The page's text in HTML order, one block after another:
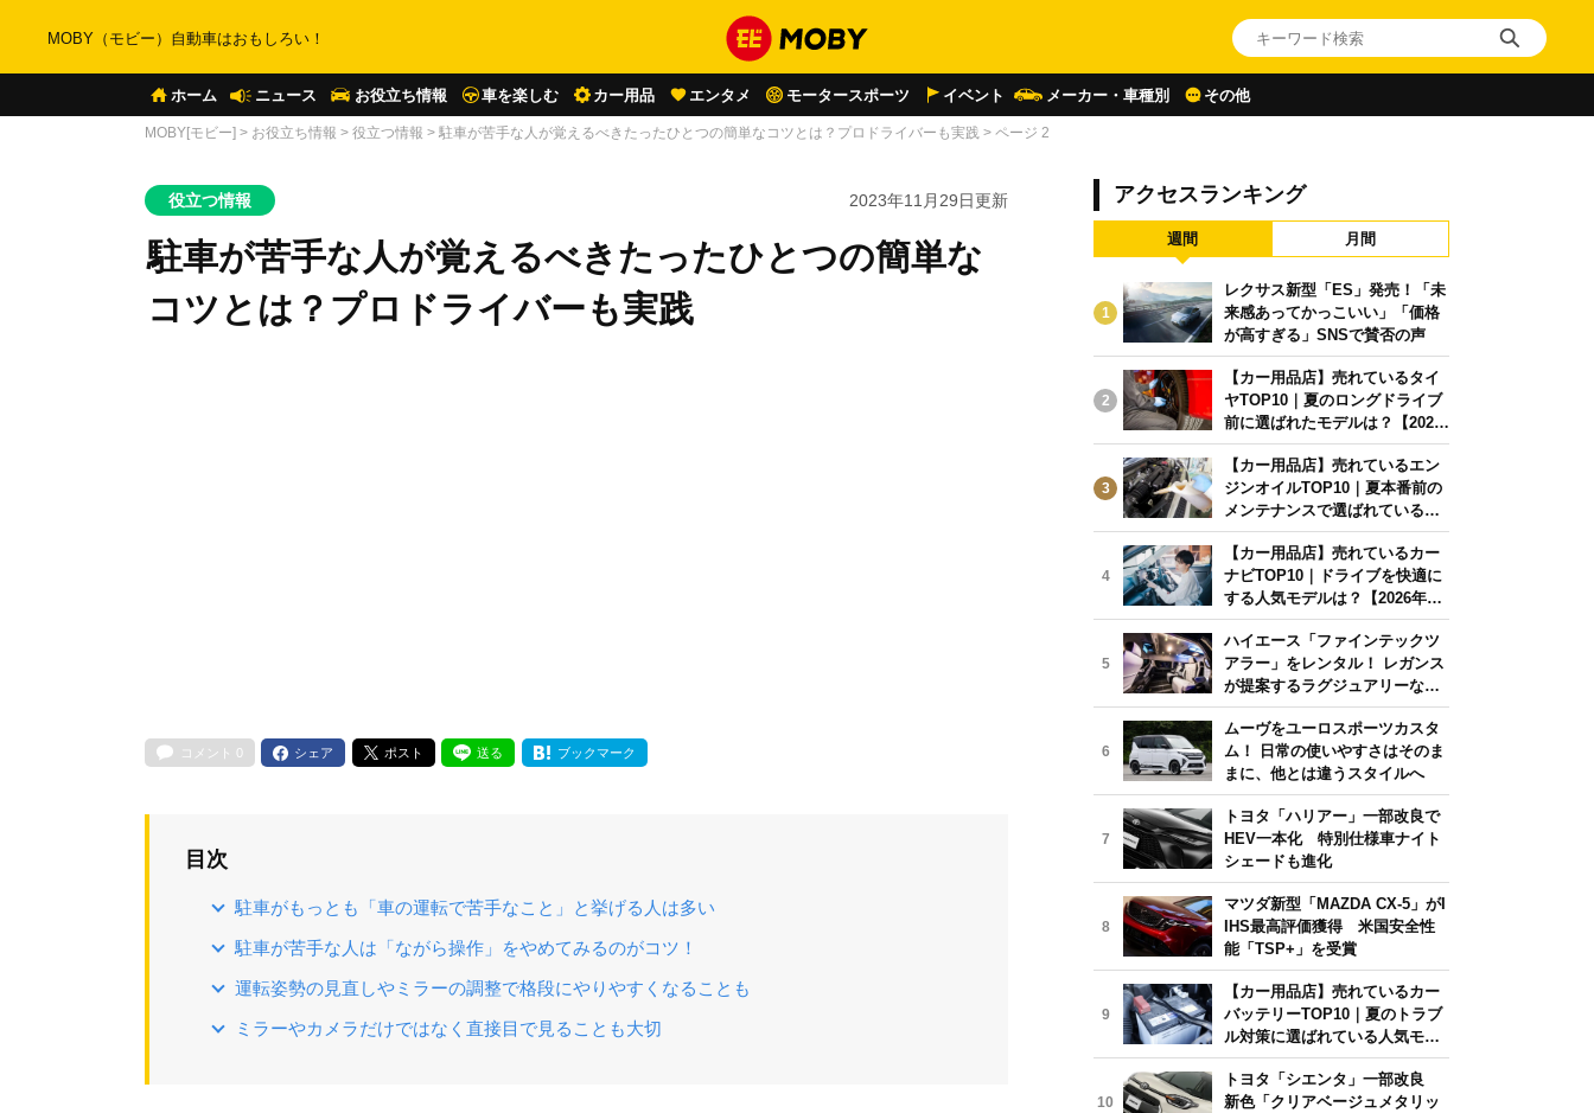
MOBY（モビー）自動車はおもしろい！
ホーム ニュース お役立ち情報 車を楽しむ カー用品 エンタメ モータースポーツ イベント メーカー・車種別 その他
MOBY[モビー] > お役立ち情報 > 役立つ情報 > 駐車が苦手な人が覚えるべきたったひとつの簡単なコツとは？プロドライバーも実践 > ページ 2
役立つ情報 2023年11月29日更新
駐車が苦手な人が覚えるべきたったひとつの簡単な
コツとは？プロドライバーも実践
コメント 0 シェア ポスト 送る ブックマーク
目次
駐車がもっとも「車の運転で苦手なこと」と挙げる人は多い
駐車が苦手な人は「ながら操作」をやめてみるのがコツ！
運転姿勢の見直しやミラーの調整で格段にやりやすくなることも
ミラーやカメラだけではなく直接目で見ることも大切
アクセスランキング
週間 月間
1
レクサス新型「ES」発売！「未
来感あってかっこいい」「価格
が高すぎる」SNSで賛否の声
2
【カー用品店】売れているタイ
ヤTOP10｜夏のロングドライブ
前に選ばれたモデルは？【2026
年6月版】
3
【カー用品店】売れているエン
ジンオイルTOP10｜夏本番前の
メンテナンスで選ばれている人
気モデルは？【2026年6月版】
4
【カー用品店】売れているカー
ナビTOP10｜ドライブを快適に
する人気モデルは？【2026年6
月版】
5
ハイエース「ファインテックツ
アラー」をレンタル！ レガンス
が提案するラグジュアリーな移
動体験
6
ムーヴをユーロスポーツカスタ
ム！ 日常の使いやすさはそのま
まに、他とは違うスタイルへ
7
トヨタ「ハリアー」一部改良で
HEV一本化 特別仕様車ナイト
シェードも進化
8
マツダ新型「MAZDA CX-5」がI
IHS最高評価獲得 米国安全性
能「TSP+」を受賞
9
【カー用品店】売れているカー
バッテリーTOP10｜夏のトラブ
ル対策に選ばれている人気モデ
ルは？【2026年6月版】
10
トヨタ「シエンタ」一部改良
新色「クリアベージュメタリッ